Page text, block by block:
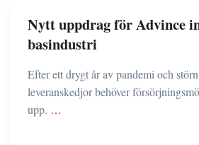
Nytt uppdrag för Advince
basindustri
Efter ett drygt år av pandemi och
leveranskedjor behöver
upp. …